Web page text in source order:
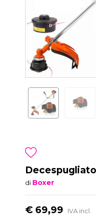
di Boxer
€ 69,99 IVA incl.